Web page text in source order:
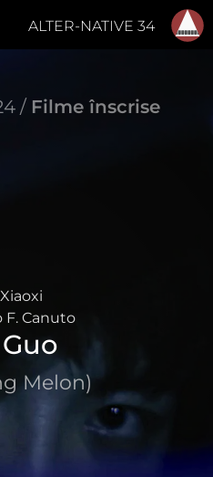
ALTER-NATIVE 34
/ Filme înscrise
F. Canuto
Melon)